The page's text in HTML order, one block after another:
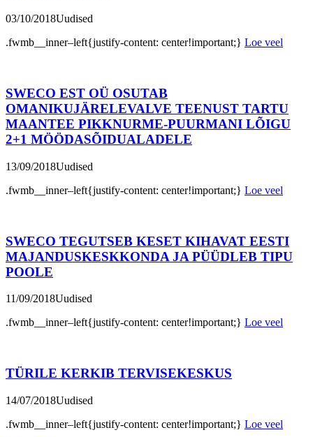
03/10/2018Uudised
.fwmb__inner–left{justify-content: center!important;} Loe veel
SWECO EST OÜ OSUTAB
OMANIKUJÄRELEVALVE TEENUST TARTU
MAANTEE PIKKNURME-PUURMANI LÕIGU
2+1 MÖÖDASÕIDUALADELE
13/09/2018Uudised
.fwmb__inner–left{justify-content: center!important;} Loe veel
SWECO TEGUTSEB KESET KIHAVAT EESTI
MAJANDUSKESKKONDA JA PÜÜDLEB TIPU
POOLE
11/09/2018Uudised
.fwmb__inner–left{justify-content: center!important;} Loe veel
TÜRILE KERKIB TERVISEKESKUS
14/07/2018Uudised
.fwmb__inner–left{justify-content: center!important;} Loe veel